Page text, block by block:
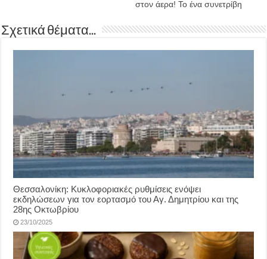
στον άερα! Το ένα συνετρίβη
Σχετικά θέματα...
Θεσσαλονίκη: Κυκλοφοριακές ρυθμίσεις ενόψει
εκδηλώσεων για τον εορτασμό του Αγ. Δημητρίου και της
28ης Οκτωβρίου
23/10/2025